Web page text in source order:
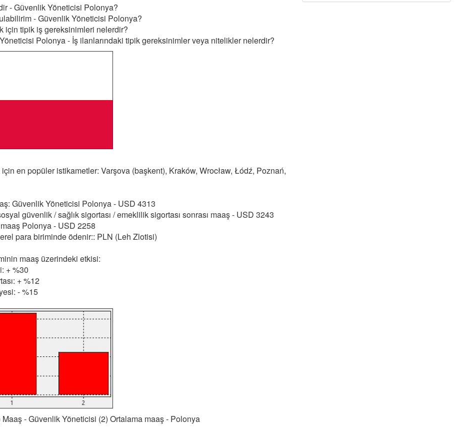
- Güvenlik Yöneticisi Polonya?
- Güvenlik Yöneticisi Polonya?
için tipik iş gereksinimleri nelerdir?
Polonya - İş ilanlarındaki tipik gereksinimler veya nitelikler nelerdir?
en popüler istikametler: Varşova (başkent), Kraków, Wrocław, Łódź, Poznań,
Güvenlik Yöneticisi Polonya - USD 4313
güvenlik / sağlık sigortası / emeklilik sigortası sonrası maaş - USD 3243
Polonya - USD 2258
para biriminde ödenir:: PLN (Leh Zlotisi)
maaş üzerindeki etkisi:
+ %30
+ %12
- %15
Maaş - Güvenlik Yöneticisi (2) Ortalama maaş - Polonya